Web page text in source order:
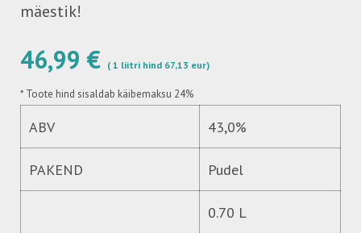
mäestik!
46,99 € ( 1 liitri hind 67,13 eur)
* Toote hind sisaldab käibemaksu 24%
ABV 43,0%
PAKEND Pudel
0.70 L